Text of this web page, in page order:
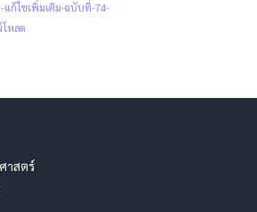
ก้ไขเพิ่มเติม-ฉบับที่-74-
หลด
าสตร์